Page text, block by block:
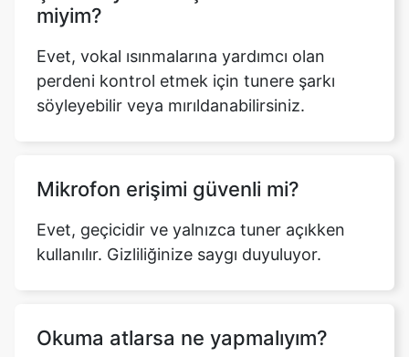
miyim?
Evet, vokal ısınmalarına yardımcı olan
perdeni kontrol etmek için tunere şarkı
söyleyebilir veya mırıldanabilirsiniz.
Mikrofon erişimi güvenli mi?
Evet, geçicidir ve yalnızca tuner açıkken
kullanılır. Gizliliğinize saygı duyuluyor.
Okuma atlarsa ne yapmalıyım?